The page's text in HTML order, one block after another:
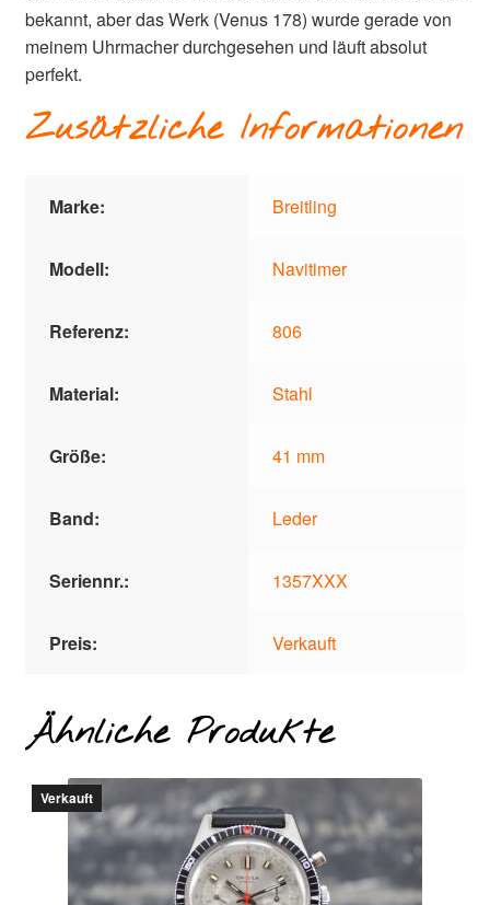
bekannt, aber das Werk (Venus 178) wurde gerade von
meinem Uhrmacher durchgesehen und läuft absolut
perfekt.
Zusätzliche Informationen
Marke: Breitling
Modell: Navitimer
Referenz: 806
Material: Stahl
Größe: 41 mm
Band: Leder
Seriennr.: 1357XXX
Preis: Verkauft
Ähnliche Produkte
Verkauft